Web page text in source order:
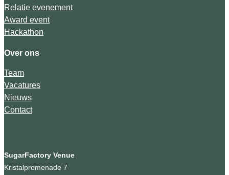
Relatie evenement
Award event
Hackathon
Over ons
Team
Vacatures
Nieuws
Contact
SugarFactory Venue
Kristalpromenade 7